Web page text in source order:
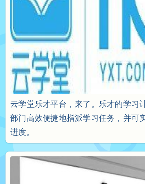
云学堂乐才平台，来了。 乐才的学习
部门高效便捷地指派学习任务，并可
进度。